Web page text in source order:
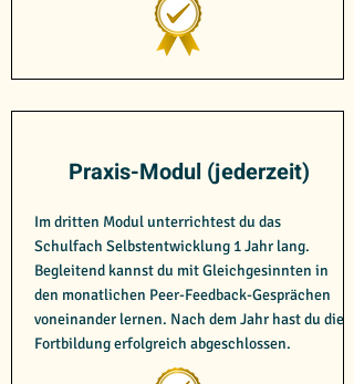
Praxis-Modul (jederzeit)
Im dritten Modul unterrichtest du das
Schulfach Selbstentwicklung 1 Jahr lang.
Begleitend kannst du mit Gleichgesinnten in
den monatlichen Peer-Feedback-Gesprächen
voneinander lernen. Nach dem Jahr hast du die
Fortbildung erfolgreich abgeschlossen.